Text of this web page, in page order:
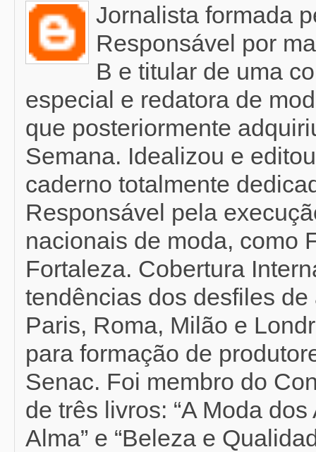
Jornalista formada
Responsável por
B e titular de uma
especial e redatora de
que posteriormente
Semana. Idealizou e
caderno totalmente
Responsável pela
nacionais de moda, como
Fortaleza. Cobertura
tendências dos desfiles
Paris, Roma, Milão e
para formação de
Senac. Foi membro do
de três livros: “A Moda
Alma” e “Beleza e